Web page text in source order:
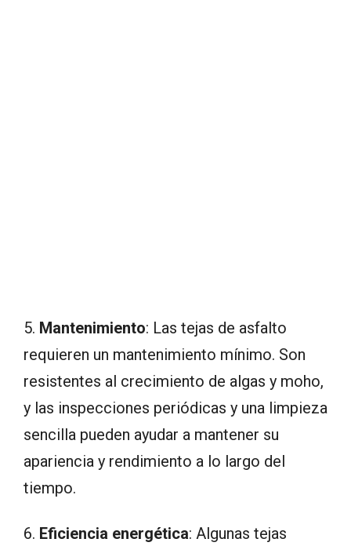
5. Mantenimiento: Las tejas de asfalto
requieren un mantenimiento mínimo. Son
resistentes al crecimiento de algas y moho,
y las inspecciones periódicas y una limpieza
sencilla pueden ayudar a mantener su
apariencia y rendimiento a lo largo del
tiempo.
6. Eficiencia energética: Algunas tejas